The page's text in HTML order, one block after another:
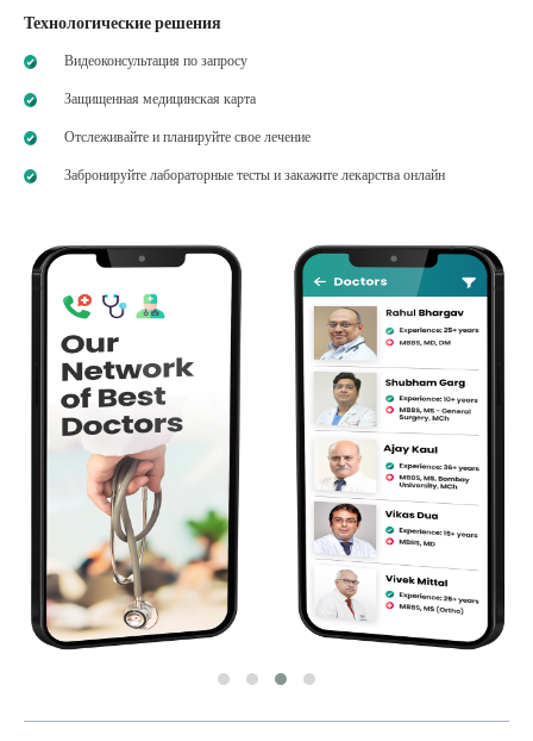
Технологические решения
Видеоконсультация по запросу
Защищенная медицинская карта
Отслеживайте и планируйте свое лечение
Забронируйте лабораторные тесты и закажите лекарства онлайн